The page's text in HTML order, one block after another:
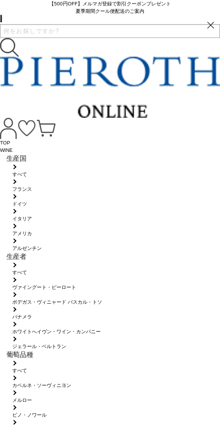
【500円OFF】メルマガ登録で割引クーポンプレゼント
夏季期間クール便配送のご案内
TOP
WINE
生産国
すべて
フランス
ドイツ
イタリア
アメリカ
アルゼンチン
生産者
すべて
ヴァイングート・ピーロート
ボデガス・ヴィニャード パスカル・トソ
パナメラ
ホワイトへイヴン・ワイン・カンパニー
ジェラール・ベルトラン
葡萄品種
すべて
カベルネ・ソーヴィニヨン
メルロー
ピノ・ノワール